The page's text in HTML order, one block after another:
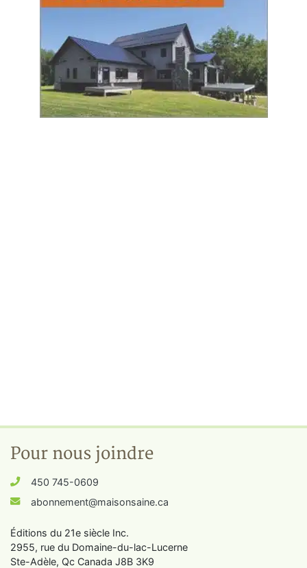
Pour nous joindre
450 745-0609
abonnement@maisonsaine.ca
Éditions du 21e siècle Inc.
2955, rue du Domaine-du-lac-Lucerne
Ste-Adèle, Qc Canada J8B 3K9